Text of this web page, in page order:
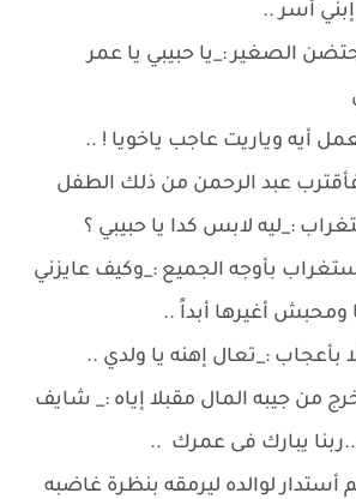
أسر ..
الصغير :_يا حبيبي يا عمر
أيه وياريت عاجب ياخويا ! ..
عبد الرحمن من ذلك الطفل
:_ليه لابس كدا يا حبيبي ؟
بأوجه الجميع :_وكيف عايزني
ومحبش أغيرها أبداً ..
:_تعال إهنه يا ولدي ..
من جيبه المال مقبلا إياه :_ شايف
يبارك فى عمرك ..
أستدار لوالده ليرمقه بنظرة غاضبه